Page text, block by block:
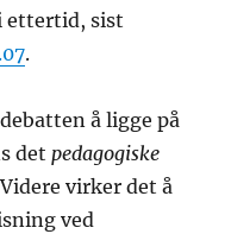
ettertid, sist
.
å ligge på
det pedagogiske
virker det å
ved